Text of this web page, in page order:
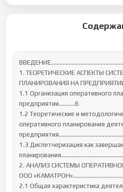
1. ТЕОРЕТИЧЕСКИЕ АСПЕКТЫ
ПЛАНИРОВАНИЯ НА
1.1 Организация оперативного
предприятии………..6
1.2 Теоретические и
оперативного планирования
1.3 Диспетчеризация как
2. АНАЛИЗ СИСТЕМЫ
ООО
2.1 Общая характеристика